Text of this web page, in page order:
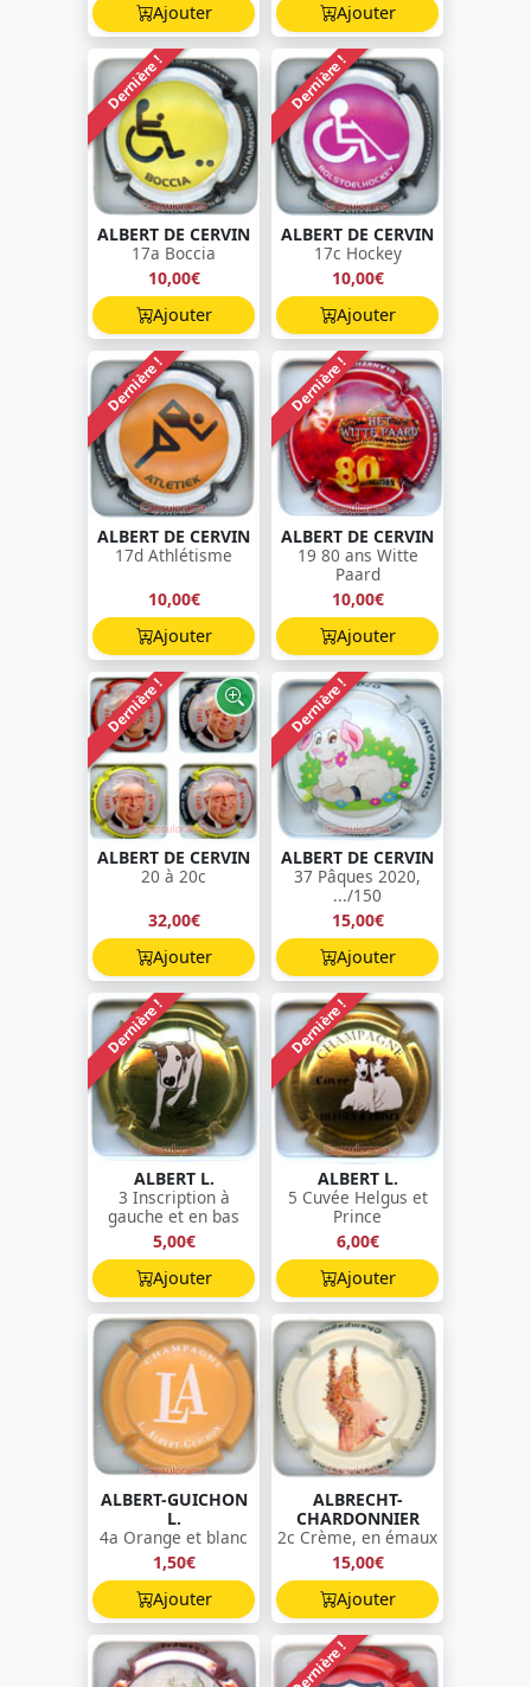
Ajouter
Ajouter
Dernière !
ALBERT DE CERVIN
17a Boccia
10,00€
Ajouter
Dernière !
ALBERT DE CERVIN
17c Hockey
10,00€
Ajouter
Dernière !
ALBERT DE CERVIN
17d Athlétisme
10,00€
Ajouter
Dernière !
ALBERT DE CERVIN
19 80 ans Witte
Paard
10,00€
Ajouter
Dernière !
ALBERT DE CERVIN
20 à 20c
32,00€
Ajouter
Dernière !
ALBERT DE CERVIN
37 Pâques 2020,
.../150
15,00€
Ajouter
Dernière !
ALBERT L.
3 Inscription à
gauche et en bas
5,00€
Ajouter
Dernière !
ALBERT L.
5 Cuvée Helgus et
Prince
6,00€
Ajouter
ALBERT-GUICHON
L.
4a Orange et blanc
1,50€
Ajouter
ALBRECHT-
CHARDONNIER
2c Crème, en émaux
15,00€
Ajouter
Dernière !